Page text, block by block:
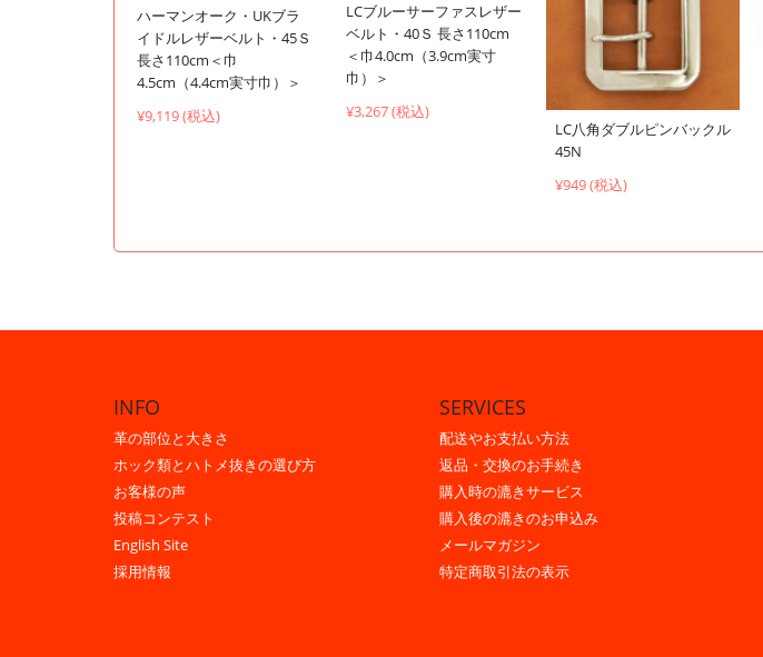
ハーマンオーク・UKブラ
イドルレザーベルト・45Ｓ
長さ110cm＜巾
4.5cm（4.4cm実寸巾）＞
¥9,119 (税込)
LCブルーサーファスレザー
ベルト・40Ｓ 長さ110cm
＜巾4.0cm（3.9cm実寸
巾）＞
¥3,267 (税込)
LC八角ダブルピンバックル
45N
¥949 (税込)
INFO
革の部位と大きさ
ホック類とハトメ抜きの選び方
お客様の声
投稿コンテスト
English Site
採用情報
SERVICES
配送やお支払い方法
返品・交換のお手続き
購入時の漉きサービス
購入後の漉きのお申込み
メールマガジン
特定商取引法の表示